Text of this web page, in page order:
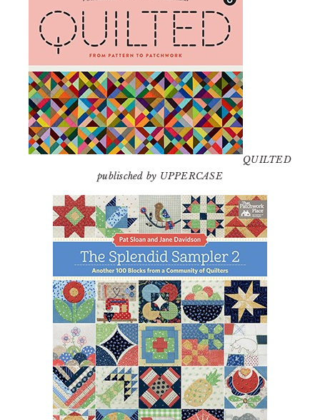
QUILTED
publisched by UPPERCASE